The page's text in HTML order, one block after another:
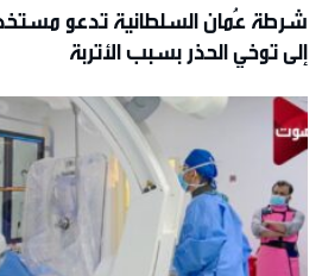
شرطة عُمان السلطانية تدعو
إلى توخي الحذر بسبب الأتربة